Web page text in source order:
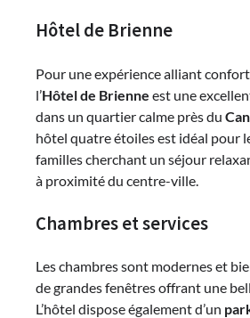
Hôtel de Brienne
Pour une expérience alliant
l’Hôtel de Brienne est une
dans un quartier calme près du
hôtel quatre étoiles est idéal pour
familles cherchant un séjour
à proximité du centre-ville.
Chambres et services
Les chambres sont modernes et
de grandes fenêtres offrant une
L’hôtel dispose également d’un